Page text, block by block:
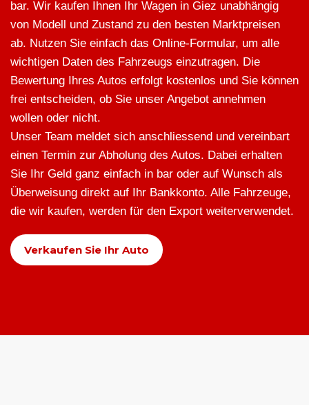
bar. Wir kaufen Ihnen Ihr Wagen in Giez unabhängig
von Modell und Zustand zu den besten Marktpreisen
ab. Nutzen Sie einfach das Online-Formular, um alle
wichtigen Daten des Fahrzeugs einzutragen. Die
Bewertung Ihres Autos erfolgt kostenlos und Sie können
frei entscheiden, ob Sie unser Angebot annehmen
wollen oder nicht.
Unser Team meldet sich anschliessend und vereinbart
einen Termin zur Abholung des Autos. Dabei erhalten
Sie Ihr Geld ganz einfach in bar oder auf Wunsch als
Überweisung direkt auf Ihr Bankkonto. Alle Fahrzeuge,
die wir kaufen, werden für den Export weiterverwendet.
Verkaufen Sie Ihr Auto